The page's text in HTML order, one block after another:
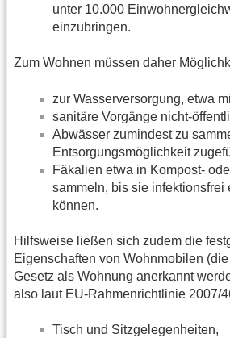
unter 10.000
einzubringen.
Zum Wohnen müssen daher
zur Wasserversorgung, etwa
sanitäre Vorgänge nicht-
Abwässer zumindest zu
Entsorgungsmöglichkeit
Fäkalien etwa in Kompost-
sammeln, bis sie infektionsfrei
können.
Hilfsweise ließen sich zudem die
Eigenschaften von Wohnmobilen
Gesetz als Wohnung anerkannt
also laut EU-Rahmenrichtlinie 2007/
Tisch und Sitzgelegenheiten,